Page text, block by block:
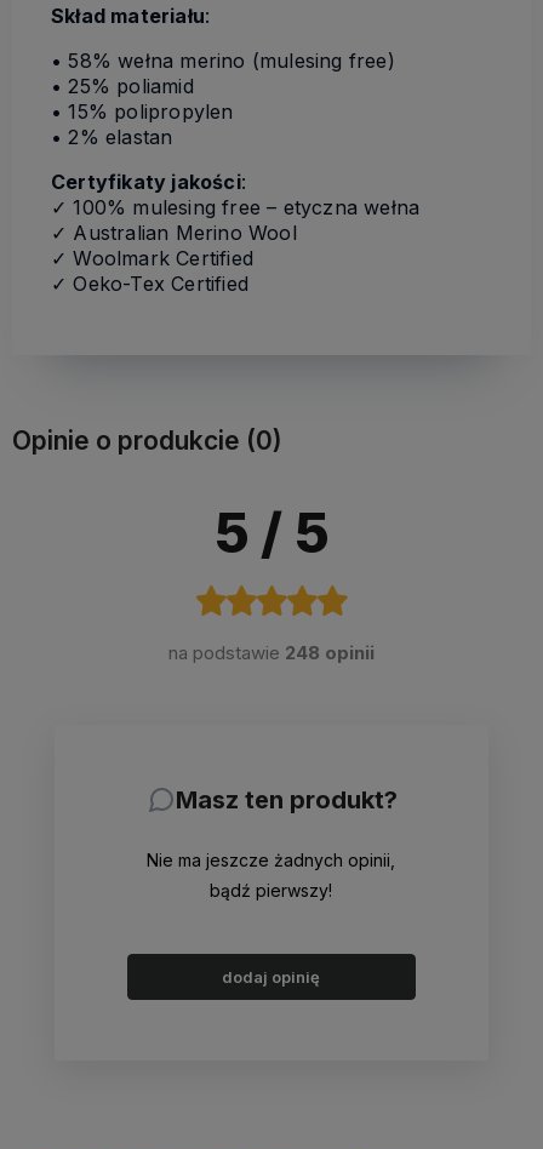
Skład materiału:
• 58% wełna merino (mulesing free)
• 25% poliamid
• 15% polipropylen
• 2% elastan
Certyfikaty jakości:
✓ 100% mulesing free – etyczna wełna
✓ Australian Merino Wool
✓ Woolmark Certified
✓ Oeko-Tex Certified
Opinie o produkcie (0)
5 / 5
na podstawie 248 opinii
Masz ten produkt?
Nie ma jeszcze żadnych opinii,
bądź pierwszy!
dodaj opinię